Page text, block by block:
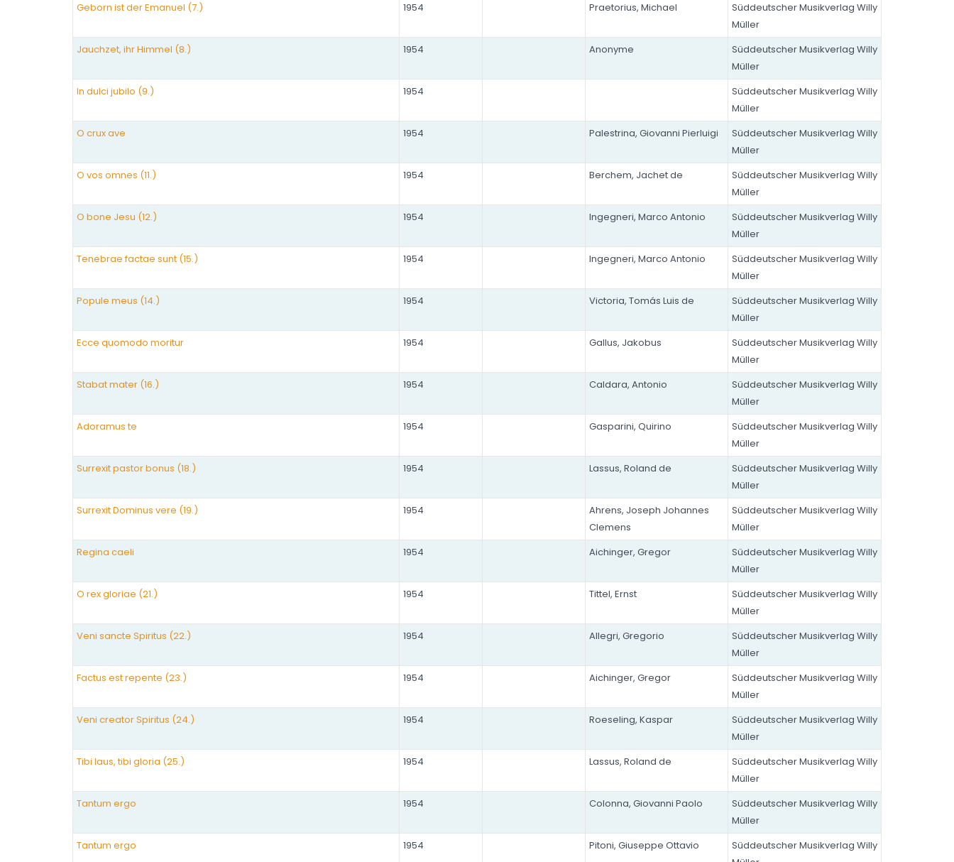
Geborn ist der Emanuel (7.)
1954 Praetorius, Michael
Süddeutscher Musikverlag Willy
Müller
Jauchzet, ihr Himmel (8.)
1954 Anonyme
Süddeutscher Musikverlag Willy
Müller
In dulci jubilo (9.)
1954
Süddeutscher Musikverlag Willy
Müller
O crux ave
1954 Palestrina, Giovanni Pierluigi
Süddeutscher Musikverlag Willy
Müller
O vos omnes (11.)
1954 Berchem, Jachet de
Süddeutscher Musikverlag Willy
Müller
O bone Jesu (12.)
1954 Ingegneri, Marco Antonio
Süddeutscher Musikverlag Willy
Müller
Tenebrae factae sunt (15.)
1954 Ingegneri, Marco Antonio
Süddeutscher Musikverlag Willy
Müller
Popule meus (14.)
1954 Victoria, Tomás Luis de
Süddeutscher Musikverlag Willy
Müller
Ecce quomodo moritur
1954 Gallus, Jakobus
Süddeutscher Musikverlag Willy
Müller
Stabat mater (16.)
1954 Caldara, Antonio
Süddeutscher Musikverlag Willy
Müller
Adoramus te
1954 Gasparini, Quirino
Süddeutscher Musikverlag Willy
Müller
Surrexit pastor bonus (18.)
1954 Lassus, Roland de
Süddeutscher Musikverlag Willy
Müller
Surrexit Dominus vere (19.)
1954
Ahrens, Joseph Johannes
Clemens
Süddeutscher Musikverlag Willy
Müller
Regina caeli
1954 Aichinger, Gregor
Süddeutscher Musikverlag Willy
Müller
O rex gloriae (21.)
1954 Tittel, Ernst
Süddeutscher Musikverlag Willy
Müller
Veni sancte Spiritus (22.)
1954 Allegri, Gregorio
Süddeutscher Musikverlag Willy
Müller
Factus est repente (23.)
1954 Aichinger, Gregor
Süddeutscher Musikverlag Willy
Müller
Veni creator Spiritus (24.)
1954 Roeseling, Kaspar
Süddeutscher Musikverlag Willy
Müller
Tibi laus, tibi gloria (25.)
1954 Lassus, Roland de
Süddeutscher Musikverlag Willy
Müller
Tantum ergo
1954 Colonna, Giovanni Paolo
Süddeutscher Musikverlag Willy
Müller
Tantum ergo
1954 Pitoni, Giuseppe Ottavio
Süddeutscher Musikverlag Willy